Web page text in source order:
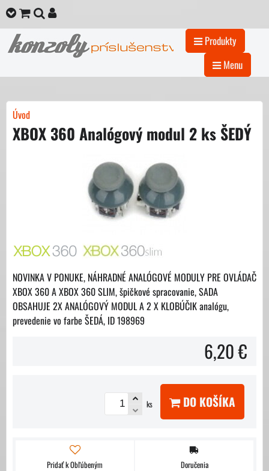
Produkty
Menu
Úvod
XBOX 360 Analógový modul 2 ks ŠEDÝ
NOVINKA V PONUKE, NÁHRADNÉ ANALÓGOVÉ MODULY PRE OVLÁDAČ
XBOX 360 A XBOX 360 SLIM, špičkové spracovanie, SADA
OBSAHUJE 2X ANALÓGOVÝ MODUL A 2 X KLOBÚČIK analógu,
prevedenie vo farbe ŠEDÁ, ID 198969
6,20 €
ks DO KOŠÍKA
Pridať k Obľúbeným Doručenia